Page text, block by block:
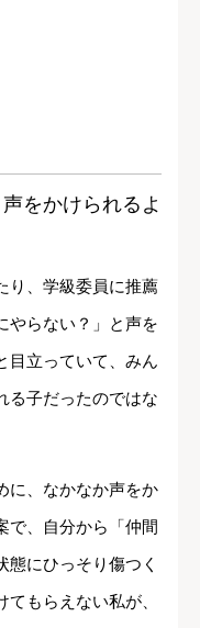
をかけられるよ
り、学級委員に推薦
やらない？」と声を
目立っていて、みん
る子だったのではな
に、なかなか声をか
で、自分から「仲間
態にひっそり傷つく
もらえない私が、